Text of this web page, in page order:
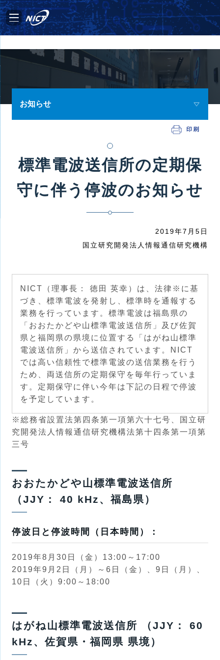
お知らせ
標準電波送信所の定期保
守に伴う停波のお知らせ
2019年7月5日
国立研究開発法人情報通信研究機構
NICT（理事長： 徳田 英幸）は、法律※に基
づき、標準電波を発射し、標準時を通報する
業務を行っています。標準電波は福島県の
「おおたかどや山標準電波送信所」及び佐賀
県と福岡県の県境に位置する「はがね山標準
電波送信所」から送信されています。NICT
では高い信頼性で標準電波の送信業務を行う
ため、両送信所の定期保守を毎年行っていま
す。定期保守に伴い今年は下記の日程で停波
を予定しています。
※総務省設置法第四条第一項第六十七号、国立研
究開発法人情報通信研究機構法第十四条第一項第
三号
おおたかどや山標準電波送信所
（JJY： 40 kHz、福島県）
停波日と停波時間（日本時間）：
2019年8月30日（金） 13:00～17:00
2019年9月2日（月）
～6日（金）、9日（月）、
10日（火）9:00～18:00
はがね山標準電波送信所 （JJY： 60
kHz、佐賀県・福岡県 県境）